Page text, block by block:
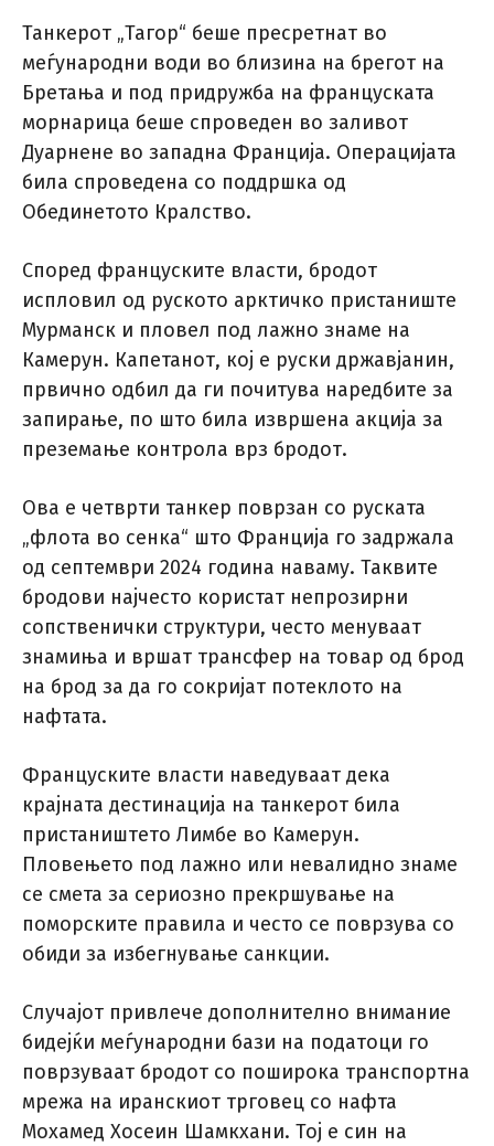
Танкерот „Тагор“ беше пресретнат во
меѓународни води во близина на брегот на
Бретања и под придружба на француската
морнарица беше спроведен во заливот
Дуарнене во западна Франција. Операцијата
била спроведена со поддршка од
Обединетото Кралство.
Според француските власти, бродот
испловил од руското арктичко пристаниште
Мурманск и пловел под лажно знаме на
Камерун. Капетанот, кој е руски државјанин,
првично одбил да ги почитува наредбите за
запирање, по што била извршена акција за
преземање контрола врз бродот.
Ова е четврти танкер поврзан со руската
„флота во сенка“ што Франција го задржала
од септември 2024 година наваму. Таквите
бродови најчесто користат непрозирни
сопственички структури, често менуваат
знамиња и вршат трансфер на товар од брод
на брод за да го сокријат потеклото на
нафтата.
Француските власти наведуваат дека
крајната дестинација на танкерот била
пристаништето Лимбе во Камерун.
Пловењето под лажно или невалидно знаме
се смета за сериозно прекршување на
поморските правила и често се поврзува со
обиди за избегнување санкции.
Случајот привлече дополнително внимание
бидејќи меѓународни бази на податоци го
поврзуваат бродот со поширока транспортна
мрежа на иранскиот трговец со нафта
Мохамед Хосеин Шамкхани. Тој е син на